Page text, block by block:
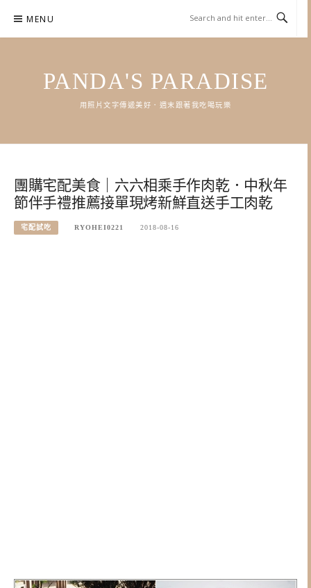
content
MENU
PANDA'S PARADISE
用照片文字傳遞美好．週末跟著我吃喝玩樂
團購宅配美食｜六六相乘手作肉乾．中秋年
節伴手禮推薦接單現烤新鮮直送手工肉乾
宅配試吃 RYOHEI0221 2018-08-16